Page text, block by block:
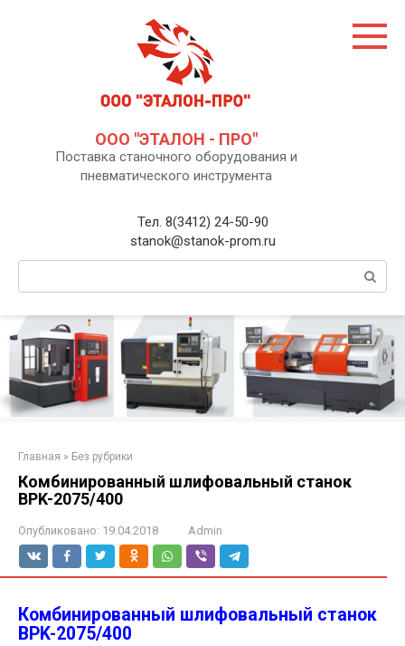
ООО "ЭТАЛОН - ПРО"
Поставка станочного оборудования и
пневматического инструмента
Тел. 8(3412) 24-50-90
stanok@stanok-prom.ru
Главная » Без рубрики
Комбинированный шлифовальный станок
BPK-2075/400
Опубликовано: 19.04.2018 Admin
Комбинированный шлифовальный станок
BPK-2075/400